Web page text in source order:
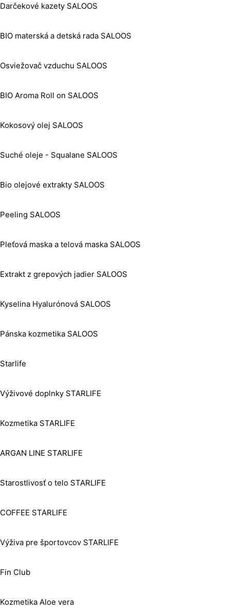
Darčekové kazety SALOOS
BIO materská a detská rada SALOOS
Osviežovač vzduchu SALOOS
BIO Aroma Roll on SALOOS
Kokosový olej SALOOS
Suché oleje - Squalane SALOOS
Bio olejové extrakty SALOOS
Peeling SALOOS
Pleťová maska a telová maska SALOOS
Extrakt z grepových jadier SALOOS
Kyselina Hyalurónová SALOOS
Pánska kozmetika SALOOS
Starlife
Výživové doplnky STARLIFE
Kozmetika STARLIFE
ARGAN LINE STARLIFE
Starostlivosť o telo STARLIFE
COFFEE STARLIFE
Výživa pre športovcov STARLIFE
Fin Club
Kozmetika Aloe vera